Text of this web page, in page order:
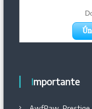
Importante